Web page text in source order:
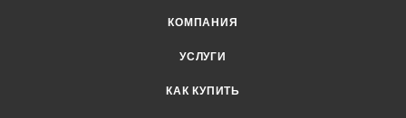
КОМПАНИЯ
УСЛУГИ
КАК КУПИТЬ